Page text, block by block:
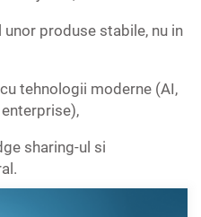
produse stabile, nu in
tehnologii moderne (AI,
sharing-ul si